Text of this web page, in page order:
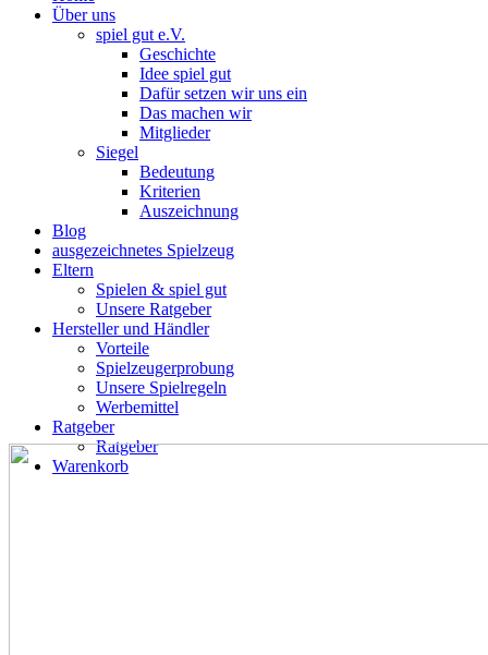
Über uns
spiel gut e.V.
Geschichte
Idee spiel gut
Dafür setzen wir uns ein
Das machen wir
Mitglieder
Siegel
Bedeutung
Kriterien
Auszeichnung
Blog
ausgezeichnetes Spielzeug
Eltern
Spielen & spiel gut
Unsere Ratgeber
Hersteller und Händler
Vorteile
Spielzeugerprobung
Unsere Spielregeln
Werbemittel
Ratgeber
Ratgeber
Warenkorb